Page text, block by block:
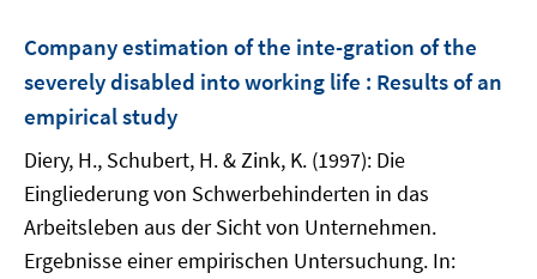
Company estimation of the inte-gration of the
severely disabled into working life : Results of an
empirical study
Diery, H., Schubert, H. & Zink, K. (1997): Die
Eingliederung von Schwerbehinderten in das
Arbeitsleben aus der Sicht von Unternehmen.
Ergebnisse einer empirischen Untersuchung. In: